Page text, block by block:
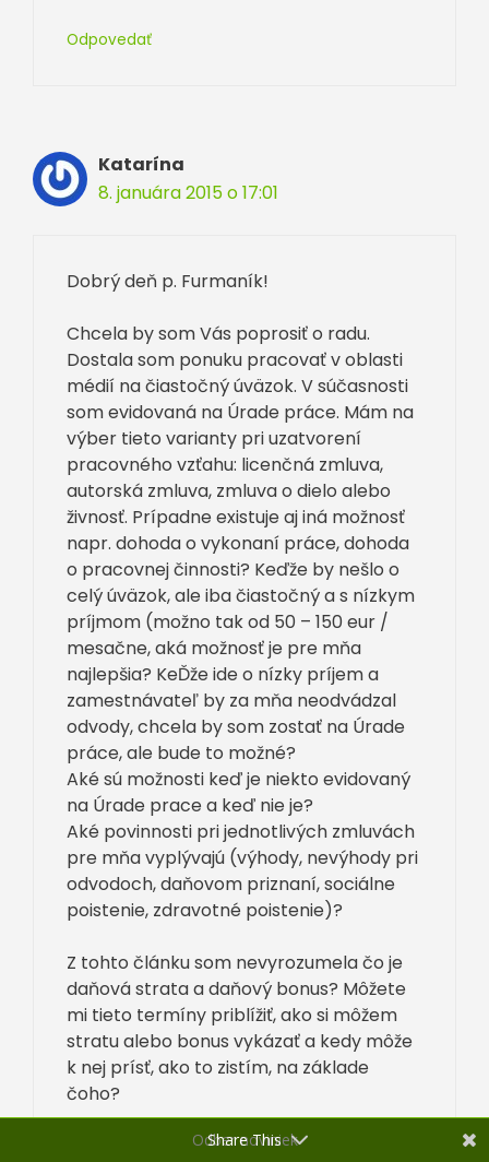
Odpovedať
Katarína
8. januára 2015 o 17:01
Dobrý deň p. Furmaník!
Chcela by som Vás poprosiť o radu.
Dostala som ponuku pracovať v oblasti
médií na čiastočný úväzok. V súčasnosti
som evidovaná na Úrade práce. Mám na
výber tieto varianty pri uzatvorení
pracovného vzťahu: licenčná zmluva,
autorská zmluva, zmluva o dielo alebo
živnosť. Prípadne existuje aj iná možnosť
napr. dohoda o vykonaní práce, dohoda
o pracovnej činnosti? Keďže by nešlo o
celý úväzok, ale iba čiastočný a s nízkym
príjmom (možno tak od 50 – 150 eur /
mesačne, aká možnosť je pre mňa
najlepšia? KeĎže ide o nízky príjem a
zamestnávateľ by za mňa neodvádzal
odvody, chcela by som zostať na Úrade
práce, ale bude to možné?
Aké sú možnosti keď je niekto evidovaný
na Úrade prace a keď nie je?
Aké povinnosti pri jednotlivých zmluvách
pre mňa vyplývajú (výhody, nevýhody pri
odvodoch, daňovom priznaní, sociálne
poistenie, zdravotné poistenie)?
Z tohto článku som nevyrozumela čo je
daňová strata a daňový bonus? Môžete
mi tieto termíny priblížiť, ako si môžem
stratu alebo bonus vykázať a kedy môže
k nej prísť, ako to zistím, na základe
čoho?
Ďakujem veľmi za pomoc.
Share This
Odber noviniek